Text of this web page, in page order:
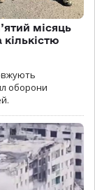
місяць
оборони